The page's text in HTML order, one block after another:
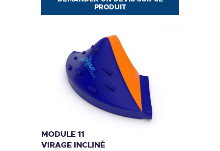
PRODUIT
MODULE 11
VIRAGE INCLINÉ